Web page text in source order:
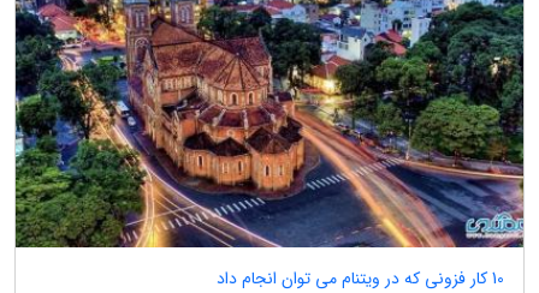
10 کار فزونی که در ویتنام می توان انجام داد